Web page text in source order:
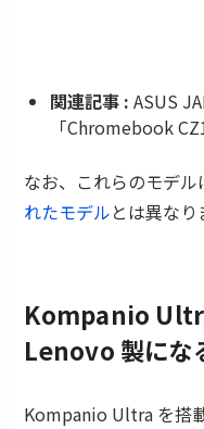
関連記事 :ASUS
「Chromebook
なお、これらのモデル
れたモデルとは異なり
Kompanio
Lenovo 製にな
Kompanio Ultra を搭